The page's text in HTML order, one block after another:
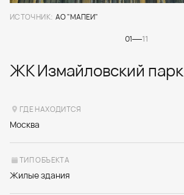
01 11
ИСТОЧНИК: АО "МАПЕИ"
ЖК Измайловский парк
ГДЕ НАХОДИТСЯ
Москва
ТИП ОБЪЕКТА
Жилые здания